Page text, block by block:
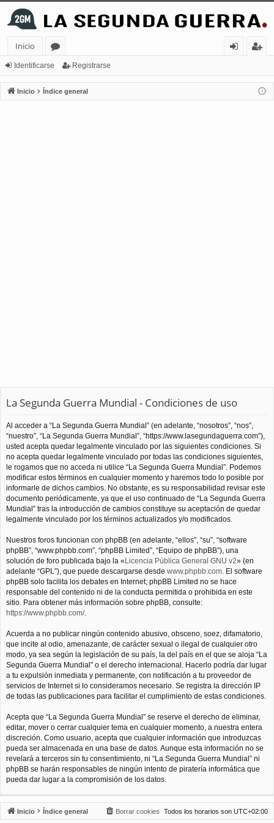
Inicio
or
os
nt
ifi
ist
ra
Identificarse Registrarse
Inicio Índice general
La Segunda Guerra Mundial - Condiciones de uso
Al acceder a “La Segunda Guerra Mundial” (en adelante, “nosotros”, “nos”,
“nuestro”, “La Segunda Guerra Mundial”, “https://www.lasegundaguerra.com”),
usted acepta quedar legalmente vinculado por las siguientes condiciones. Si
no acepta quedar legalmente vinculado por todas las condiciones siguientes,
le rogamos que no acceda ni utilice “La Segunda Guerra Mundial”. Podemos
modificar estos términos en cualquier momento y haremos todo lo posible por
informarle de dichos cambios. No obstante, es su responsabilidad revisar este
documento periódicamente, ya que el uso continuado de “La Segunda Guerra
Mundial” tras la introducción de cambios constituye su aceptación de quedar
legalmente vinculado por los términos actualizados y/o modificados.
Nuestros foros funcionan con phpBB (en adelante, “ellos”, “su”, “software
phpBB”, “www.phpbb.com”, “phpBB Limited”, “Equipo de phpBB”), una
solución de foro publicada bajo la «Licencia Pública General GNU v2» (en
adelante “GPL”), que puede descargarse desde www.phpbb.com. El software
phpBB solo facilita los debates en Internet; phpBB Limited no se hace
responsable del contenido ni de la conducta permitida o prohibida en este
sitio. Para obtener más información sobre phpBB, consulte:
https://www.phpbb.com/.
Acuerda a no publicar ningún contenido abusivo, obsceno, soez, difamatorio,
que incite al odio, amenazante, de carácter sexual o ilegal de cualquier otro
modo, ya sea según la legislación de su país, la del país en el que se aloja “La
Segunda Guerra Mundial” o el derecho internacional. Hacerlo podría dar lugar
a tu expulsión inmediata y permanente, con notificación a tu proveedor de
servicios de Internet si lo consideramos necesario. Se registra la dirección IP
de todas las publicaciones para facilitar el cumplimiento de estas condiciones.
Acepta que “La Segunda Guerra Mundial” se reserve el derecho de eliminar,
editar, mover o cerrar cualquier tema en cualquier momento, a nuestra entera
discreción. Como usuario, acepta que cualquier información que introduzcas
pueda ser almacenada en una base de datos. Aunque esta información no se
revelará a terceros sin tu consentimiento, ni “La Segunda Guerra Mundial” ni
phpBB se harán responsables de ningún intento de piratería informática que
pueda dar lugar a la compromisión de los datos.
Inicio Índice general Todos los horarios son UTC+02:00
Borrar cookies